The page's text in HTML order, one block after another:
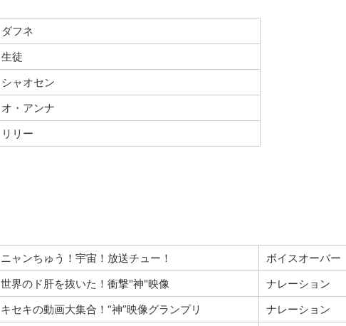
ダフネ
生徒
シャオセン
オ・アンナ
リリー
ニャンちゅう！宇宙！放送チュー！
ボイスオーバー
世界のド肝を抜いた！衝撃"神"映像
ナレーション
キセキの動画大集合！“神”映像グランプリ
ナレーション